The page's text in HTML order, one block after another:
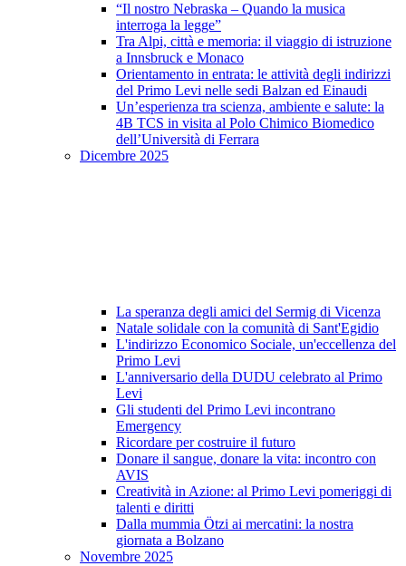
“Il nostro Nebraska – Quando la musica
interroga la legge”
Tra Alpi, città e memoria: il viaggio di istruzione
a Innsbruck e Monaco
Orientamento in entrata: le attività degli indirizzi
del Primo Levi nelle sedi Balzan ed Einaudi
Un’esperienza tra scienza, ambiente e salute: la
4B TCS in visita al Polo Chimico Biomedico
dell’Università di Ferrara
Dicembre 2025
La speranza degli amici del Sermig di Vicenza
Natale solidale con la comunità di Sant'Egidio
L'indirizzo Economico Sociale, un'eccellenza del
Primo Levi
L'anniversario della DUDU celebrato al Primo
Levi
Gli studenti del Primo Levi incontrano
Emergency
Ricordare per costruire il futuro
Donare il sangue, donare la vita: incontro con
AVIS
Creatività in Azione: al Primo Levi pomeriggi di
talenti e diritti
Dalla mummia Ötzi ai mercatini: la nostra
giornata a Bolzano
Novembre 2025